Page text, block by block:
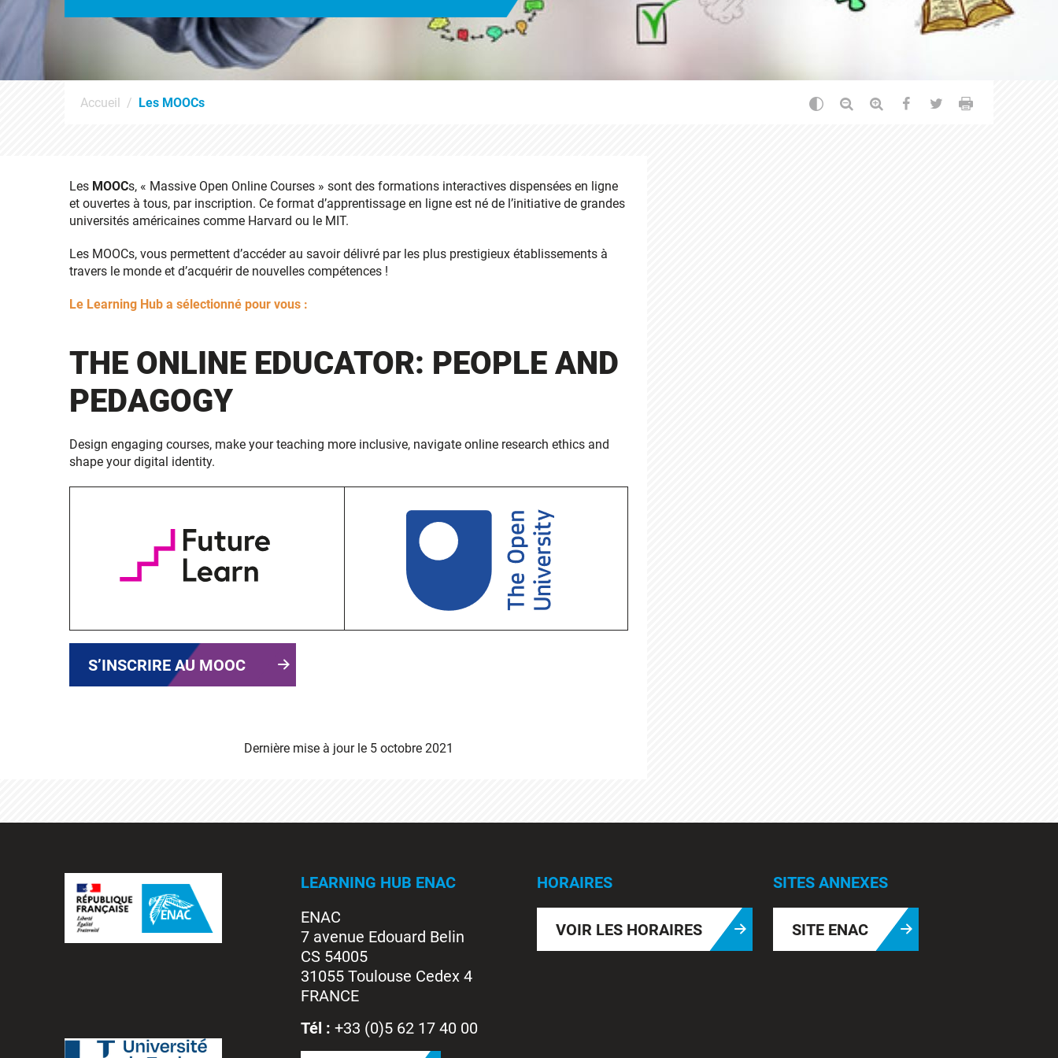
Accueil Les MOOCs Changer le contraste
Réduire le texte
Agrandir le texte
Partager sur Facebook
Partager sur
Imprimer
Les MOOCs, « Massive Open Online Courses » sont des formations interactives dispensées en ligne
et ouvertes à tous, par inscription. Ce format d’apprentissage en ligne est né de l’initiative de grandes
universités américaines comme Harvard ou le MIT.
Les MOOCs, vous permettent d’accéder au savoir délivré par les plus prestigieux établissements à
travers le monde et d’acquérir de nouvelles compétences !
Le Learning Hub a sélectionné pour vous :
THE ONLINE EDUCATOR: PEOPLE AND
PEDAGOGY
Design engaging courses, make your teaching more inclusive, navigate online research ethics and
shape your digital identity.
S’INSCRIRE AU MOOC
Dernière mise à jour le 5 octobre 2021
LEARNING HUB ENAC
ENAC
7 avenue Edouard Belin
CS 54005
31055 Toulouse Cedex 4
FRANCE
Tél : +33 (0)5 62 17 40 00
HORAIRES
VOIR LES HORAIRES
SITES ANNEXES
SITE ENAC